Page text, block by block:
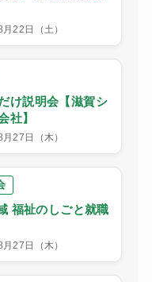
22日（土）
け説明会【滋賀シ
社】
27日（木）
福祉のしごと就職
27日（木）